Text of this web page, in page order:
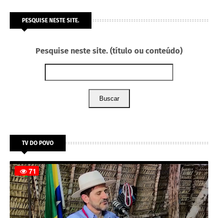
PESQUISE NESTE SITE.
Pesquise neste site. (título ou conteúdo)
Buscar
TV DO POVO